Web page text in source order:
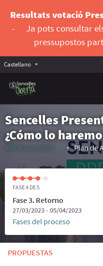
Resultats votació
-
Ja pots consultar
pressupostos
Castellano Triar la llengua
Sencelles
¿Cómo lo
#PAMSencelles
(Enlace
Plan de
FASE 4 DE 5
Fase 3. Retorno
27/03/2023 - 05/04/2023
Fases del proceso
PROPUESTAS